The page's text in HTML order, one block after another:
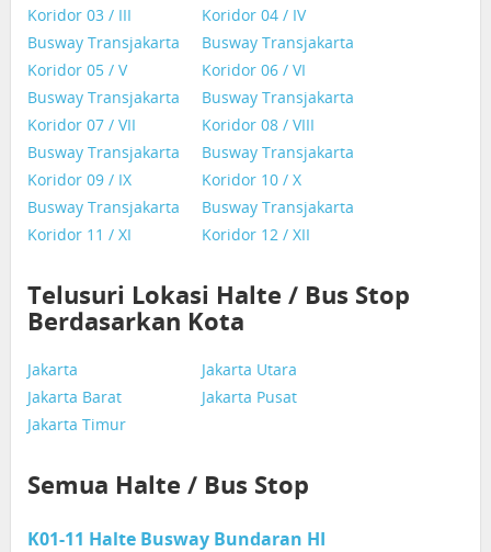
Koridor 03 / III
Koridor 04 / IV
Busway Transjakarta
Koridor 05 / V
Busway Transjakarta
Koridor 06 / VI
Busway Transjakarta
Koridor 07 / VII
Busway Transjakarta
Koridor 08 / VIII
Busway Transjakarta
Koridor 09 / IX
Busway Transjakarta
Koridor 10 / X
Busway Transjakarta
Koridor 11 / XI
Busway Transjakarta
Koridor 12 / XII
Telusuri Lokasi Halte / Bus Stop
Berdasarkan Kota
Jakarta
Jakarta Utara
Jakarta Barat
Jakarta Pusat
Jakarta Timur
Semua Halte / Bus Stop
K01-11 Halte Busway Bundaran HI